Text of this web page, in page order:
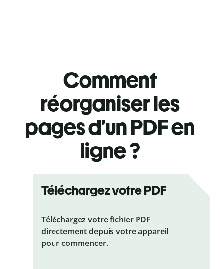
Comment
réorganiser les
pages d’un PDF en
ligne ?
Téléchargez votre PDF
Téléchargez votre fichier PDF
directement depuis votre appareil
pour commencer.